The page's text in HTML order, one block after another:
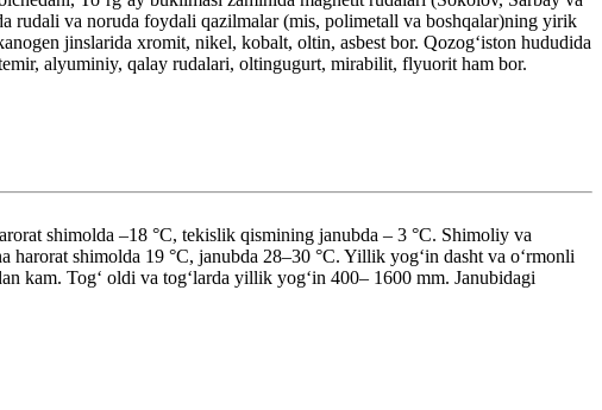
rudali va noruda foydali qazilmalar (mis, polimetall va boshqalar)ning yirik
jinslarida xromit, nikel, kobalt, oltin, asbest bor. Qozogʻiston hududida
alyuminiy, qalay rudalari, oltingugurt, mirabilit, flyuorit ham bor.
shimolda –18 °C, tekislik qismining janubda – 3 °C. Shimoliy va
harorat shimolda 19 °C, janubda 28–30 °C. Yillik yogʻin dasht va oʻrmonli
kam. Togʻ oldi va togʻlarda yillik yogʻin 400– 1600 mm. Janubidagi